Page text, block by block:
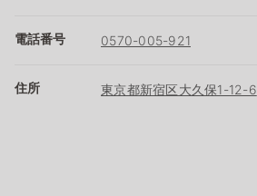
電話番号 0570-005-921
住所 東京都新宿区大久保1-12-6